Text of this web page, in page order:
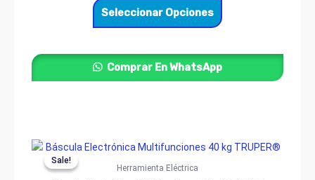
Seleccionar Opciones
elegir
la
página
Comprar En WhatsApp
Sale!
Sale!
Herramienta Eléctrica
Original
was:
Current
is: